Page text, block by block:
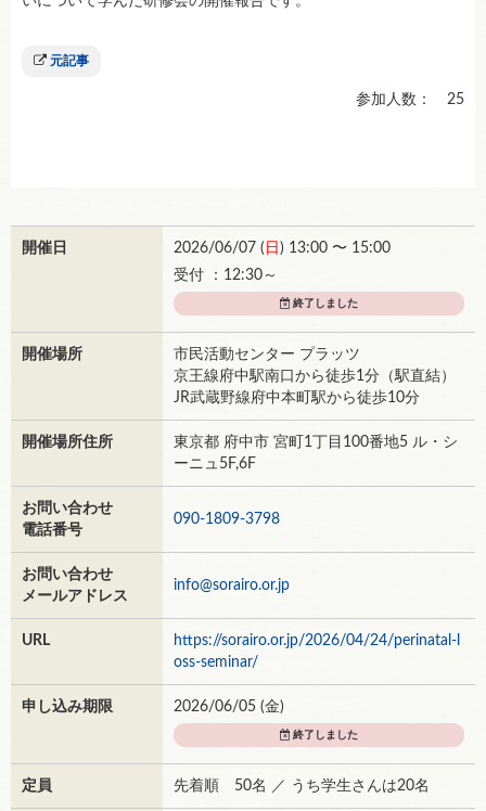
元記事
参加人数： 25
開催日 2026/06/07 ( 日 ) 13:00 〜 15:00
受付 ：12:30～
終了しました
開催場所
市民活動センター プラッツ
京王線府中駅南口から徒歩1分（駅直結）
JR武蔵野線府中本町駅から徒歩10分
開催場所住所
東京都 府中市 宮町1丁目100番地5 ル・シ
ーニュ5F,6F
お問い合わせ
電話番号
090-1809-3798
お問い合わせ
メールアドレス
info@sorairo.or.jp
URL
https://sorairo.or.jp/2026/04/24/perinatal-l
oss-seminar/
申し込み期限 2026/06/05 (金)
終了しました
定員 先着順 50名 ／ うち学生さんは20名